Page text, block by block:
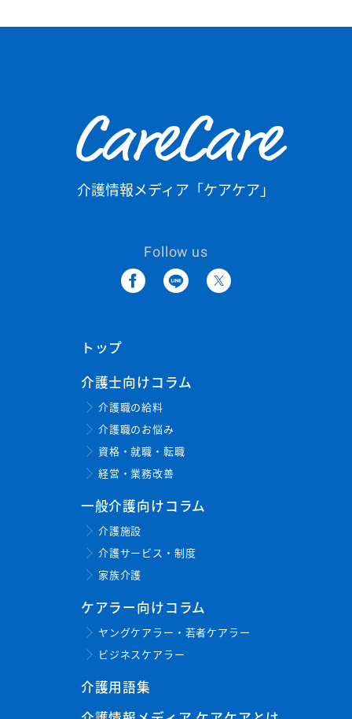
CareCare
介護情報メディア「ケアケア」
Follow us
トップ
介護士向けコラム
介護職の給料
介護職のお悩み
資格・就職・転職
経営・業務改善
一般介護向けコラム
介護施設
介護サービス・制度
家族介護
ケアラー向けコラム
ヤングケアラー・若者ケアラー
ビジネスケアラー
介護用語集